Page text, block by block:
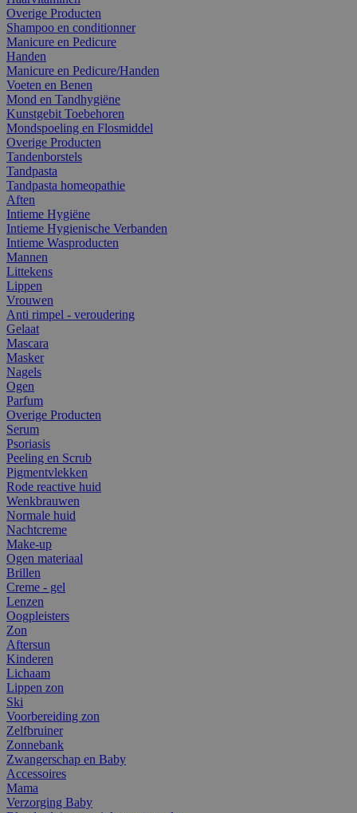
Overige Producten
Shampoo en conditionner
Manicure en Pedicure
Handen
Manicure en Pedicure/Handen
Voeten en Benen
Mond en Tandhygiëne
Kunstgebit Toebehoren
Mondspoeling en Flosmiddel
Overige Producten
Tandenborstels
Tandpasta
Tandpasta homeopathie
Aften
Intieme Hygiëne
Intieme Hygienische Verbanden
Intieme Wasproducten
Mannen
Littekens
Lippen
Vrouwen
Anti rimpel - veroudering
Gelaat
Mascara
Masker
Nagels
Ogen
Parfum
Overige Producten
Serum
Psoriasis
Peeling en Scrub
Pigmentvlekken
Rode reactive huid
Wenkbrauwen
Normale huid
Nachtcreme
Make-up
Ogen materiaal
Brillen
Creme - gel
Lenzen
Oogpleisters
Zon
Aftersun
Kinderen
Lichaam
Lippen zon
Ski
Voorbereiding zon
Zelfbruiner
Zonnebank
Zwangerschap en Baby
Accessoires
Mama
Verzorging Baby